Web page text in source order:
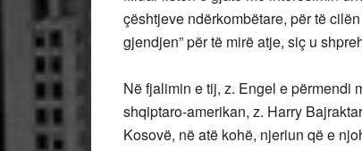
çështjeve ndërkombëtare, për të
gjendjen” për të mirë atje, siç u
Në fjalimin e tij, z. Engel e përmendi
shqiptaro-amerikan, z. Harry
Kosovë, në atë kohë, njeriun që e